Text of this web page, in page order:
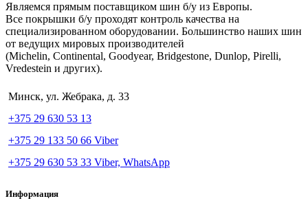
Являемся прямым поставщиком шин б/у из Европы.
Все покрышки б/у проходят контроль качества на
специализированном оборудовании. Большинство наших шин
от ведущих мировых производителей
(Michelin, Continental, Goodyear, Bridgestone, Dunlop, Pirelli,
Vredestein и других).
Минск, ул. Жебрака, д. 33
+375 29 630 53 13
+375 29 133 50 66 Viber
+375 29 630 53 33 Viber, WhatsApp
Информация